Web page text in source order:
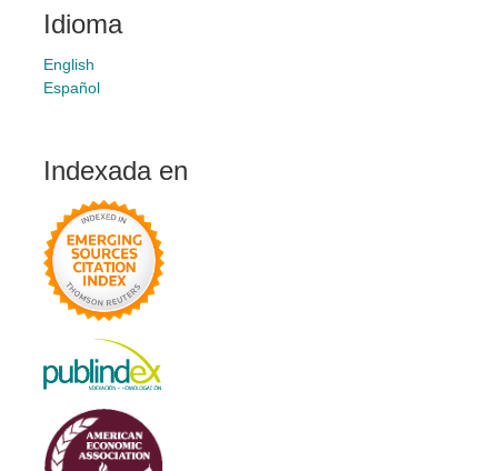
Idioma
English
Español
Indexada en